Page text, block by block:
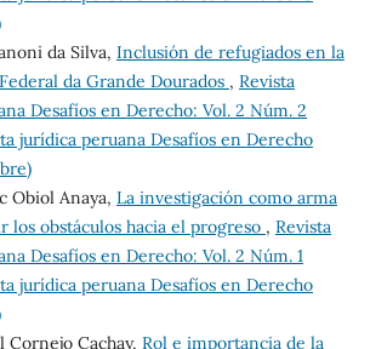
da Silva, Inclusión de refugiados en la
da Grande Dourados , Revista
Desafíos en Derecho: Vol. 2 Núm. 2
jurídica peruana Desafíos en Derecho
Obiol Anaya, La investigación como arma
los obstáculos hacia el progreso , Revista
Desafíos en Derecho: Vol. 2 Núm. 1
jurídica peruana Desafíos en Derecho
Cornejo Cachay, Rol e importancia de la